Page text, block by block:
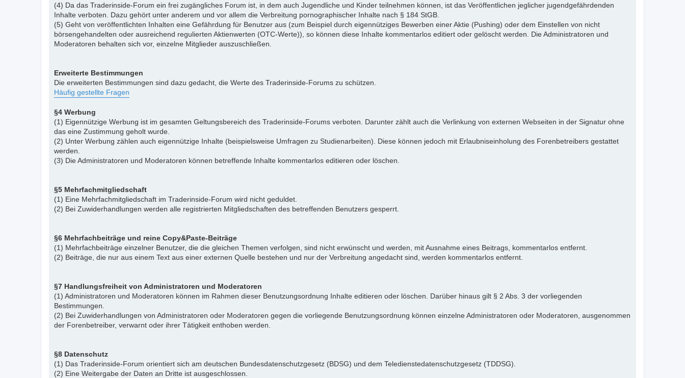
(4) Da das Traderinside-Forum ein frei zugängliches Forum ist, in dem auch Jugendliche und Kinder teilnehmen können, ist das Veröffentlichen jeglicher jugendgefährdenden
Inhalte verboten. Dazu gehört unter anderem und vor allem die Verbreitung pornographischer Inhalte nach § 184 StGB.
(5) Geht von veröffentlichten Inhalten eine Gefährdung für Benutzer aus (zum Beispiel durch eigennütziges Bewerben einer Aktie (Pushing) oder dem Einstellen von nicht
börsengehandelten oder ausreichend regulierten Aktienwerten (OTC-Werte)), so können diese Inhalte kommentarlos editiert oder gelöscht werden. Die Administratoren und
Moderatoren behalten sich vor, einzelne Mitglieder auszuschließen.
Erweiterte Bestimmungen
Die erweiterten Bestimmungen sind dazu gedacht, die Werte des Traderinside-Forums zu schützen.
Häufig gestellte Fragen
§4 Werbung
(1) Eigennützige Werbung ist im gesamten Geltungsbereich des Traderinside-Forums verboten. Darunter zählt auch die Verlinkung von externen Webseiten in der Signatur ohne
das eine Zustimmung geholt wurde.
(2) Unter Werbung zählen auch eigennützige Inhalte (beispielsweise Umfragen zu Studienarbeiten). Diese können jedoch mit Erlaubniseinholung des Forenbetreibers gestattet
werden.
(3) Die Administratoren und Moderatoren können betreffende Inhalte kommentarlos editieren oder löschen.
§5 Mehrfachmitgliedschaft
(1) Eine Mehrfachmitgliedschaft im Traderinside-Forum wird nicht geduldet.
(2) Bei Zuwiderhandlungen werden alle registrierten Mitgliedschaften des betreffenden Benutzers gesperrt.
§6 Mehrfachbeiträge und reine Copy&Paste-Beiträge
(1) Mehrfachbeiträge einzelner Benutzer, die die gleichen Themen verfolgen, sind nicht erwünscht und werden, mit Ausnahme eines Beitrags, kommentarlos entfernt.
(2) Beiträge, die nur aus einem Text aus einer externen Quelle bestehen und nur der Verbreitung angedacht sind, werden kommentarlos entfernt.
§7 Handlungsfreiheit von Administratoren und Moderatoren
(1) Administratoren und Moderatoren können im Rahmen dieser Benutzungsordnung Inhalte editieren oder löschen. Darüber hinaus gilt § 2 Abs. 3 der vorliegenden
Bestimmungen.
(2) Bei Zuwiderhandlungen von Administratoren oder Moderatoren gegen die vorliegende Benutzungsordnung können einzelne Administratoren oder Moderatoren, ausgenommen
der Forenbetreiber, verwarnt oder ihrer Tätigkeit enthoben werden.
§8 Datenschutz
(1) Das Traderinside-Forum orientiert sich am deutschen Bundesdatenschutzgesetz (BDSG) und dem Teledienstedatenschutzgesetz (TDDSG).
(2) Eine Weitergabe der Daten an Dritte ist ausgeschlossen.